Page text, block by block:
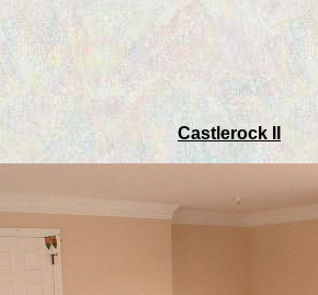
Castlerock II